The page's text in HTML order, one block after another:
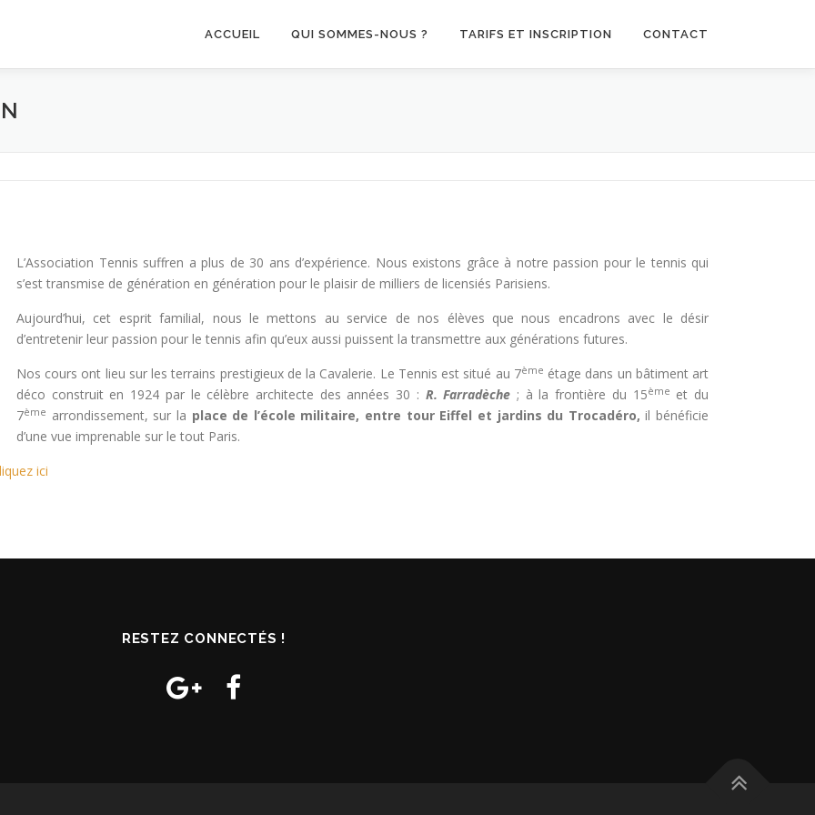
ACCUEIL QUI SOMMES-NOUS ? TARIFS ET INSCRIPTION CONTACT
L’Association Tennis suffren a plus de 30 ans d’expérience. Nous existons grâce à notre passion pour le tennis qui
s’est transmise de génération en génération pour le plaisir de milliers de licensiés Parisiens.
Aujourd’hui, cet esprit familial, nous le mettons au service de nos élèves que nous encadrons avec le désir
d’entretenir leur passion pour le tennis afin qu’eux aussi puissent la transmettre aux générations futures.
Nos cours ont lieu sur les terrains prestigieux de la Cavalerie. Le Tennis est situé au 7ème étage dans un bâtiment art
déco construit en 1924 par le célèbre architecte des années 30 : R. Farradèche ; à la frontière du 15ème et du
7ème arrondissement, sur la place de l’école militaire, entre tour Eiffel et jardins du Trocadéro, il bénéficie
d’une vue imprenable sur le tout Paris.
ici
RESTEZ CONNECTÉS !